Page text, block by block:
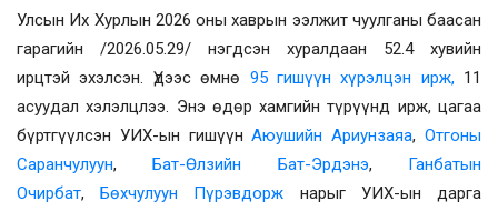
Улсын Их Хурлын 2026 оны хаврын ээлжит чуулганы баасан
гарагийн /2026.05.29/ нэгдсэн хуралдаан 52.4 хувийн
ирцтэйэхэлсэн. Үдээс өмнө 95 гишүүн хүрэлцэн ирж,11
асуудал хэлэлцлээ. Энэ өдөр хамгийн түрүүнд ирж, цагаа
бүртгүүлсэн УИХ-ын гишүүнАюушийн Ариунзаяа,Отгоны
Саранчулуун,Бат-Өлзийн Бат-Эрдэнэ, Ганбатын
Очирбат,Бөхчулуун Пүрэвдорж нарыг
УИХ-ын дарга